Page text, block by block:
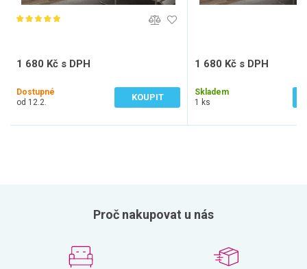
1 680 Kč s DPH
Dostupné
od 12.2.
KOUPIT
1 680 Kč s DPH
Skladem
1 ks
Proč nakupovat u nás